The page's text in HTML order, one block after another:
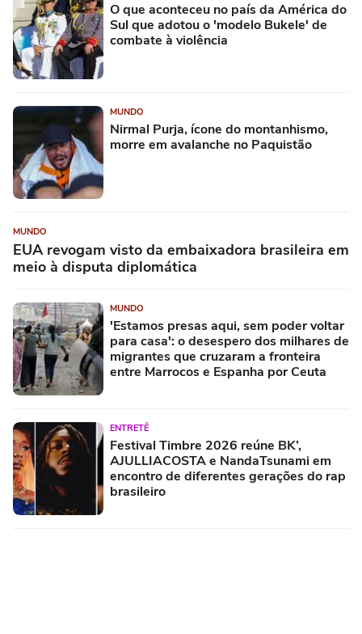
O que aconteceu no país da América do
Sul que adotou o 'modelo Bukele' de
combate à violência
MUNDO
Nirmal Purja, ícone do montanhismo,
morre em avalanche no Paquistão
MUNDO
EUA revogam visto da embaixadora brasileira em
meio à disputa diplomática
MUNDO
'Estamos presas aqui, sem poder voltar
para casa': o desespero dos milhares de
migrantes que cruzaram a fronteira
entre Marrocos e Espanha por Ceuta
ENTRETÊ
Festival Timbre 2026 reúne BK’,
AJULLIACOSTA e NandaTsunami em
encontro de diferentes gerações do rap
brasileiro